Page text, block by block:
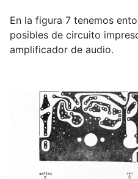
En la figura 7 tenemos
posibles de circuito
amplificador de audio.